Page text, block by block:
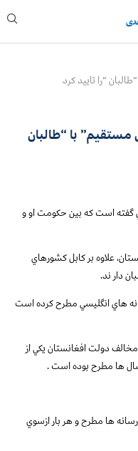
“را تاييد كرد
با “طالبان
گفته است كه بين حكومت او و
علاوه بر كابل كشورهاي
دار ند.
هاي انگليسي مطرح كرده است
مخالف دولت افغانستان يكي از
ها مطرح بوده است .
ها مطرح و هر بار ازسوي